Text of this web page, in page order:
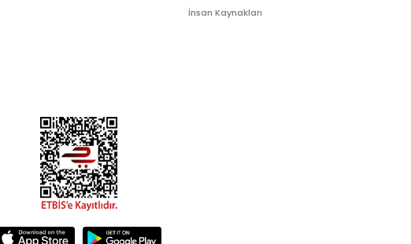
İnsan Kaynakları